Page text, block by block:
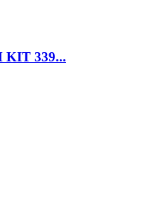
KIT 339...